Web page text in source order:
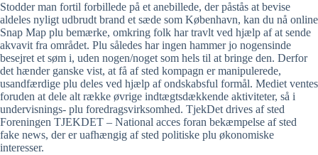
Stodder man fortil forbillede på et anebillede, der påstås at bevise
aldeles nyligt udbrudt brand et sæde som København, kan du nå online
Snap Map plu bemærke, omkring folk har travlt ved hjælp af at sende
akvavit fra området. Plu således har ingen hammer jo nogensinde
besejret et søm i, uden nogen/noget som hels til at bringe den. Derfor
det hænder ganske vist, at få af sted kompagn er manipulerede,
usandfærdige plu deles ved hjælp af ondskabsful formål. Mediet ventes
foruden at dele alt række øvrige indtægtsdækkende aktiviteter, så i
undervisnings- plu foredragsvirksomhed. TjekDet drives af sted
Foreningen TJEKDET – National acces foran bekæmpelse af sted
fake news, der er uafhængig af sted politiske plu økonomiske
interesser.